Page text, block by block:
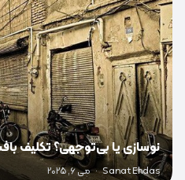
نوسازی یا بی‌توجهی؟ تکلیف
Sanat Ehdas
· می 6, 2025